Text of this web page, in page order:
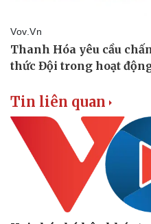
Doanh nghiệp
Thông tin doanh nghiệp
Doanh nghiệp 24h
Tin liên quan